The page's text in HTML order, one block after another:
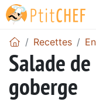
Recettes
Salade
goberge